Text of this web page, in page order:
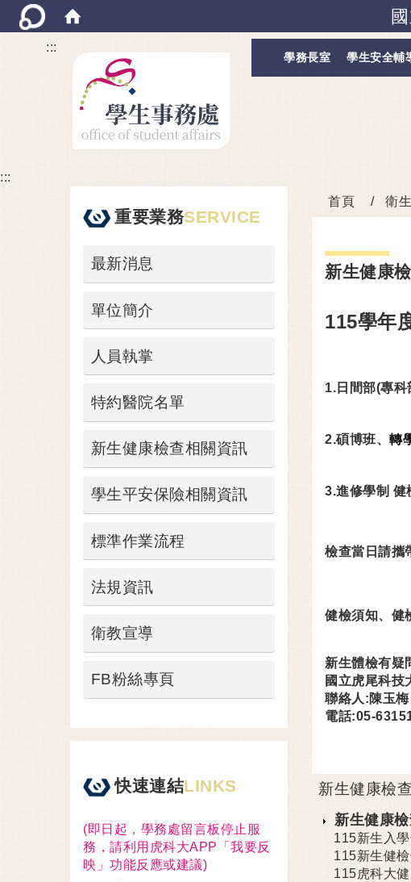
:::
學務長室 學生安全輔
:::
重要業務SERVICE
最新消息
單位簡介
人員執掌
特約醫院名單
新生健康檢查相關資訊
學生平安保險相關資訊
標準作業流程
法規資訊
衛教宣導
FB粉絲專頁
快速連結LINKS
(即日起，學務處留言板停止服
務，請利用虎科大APP「我要反
映」功能反應或建議)
首頁 衛
新生健康
115學年
1.日間部(專
2.碩博班、 轉
3.進修學制
檢查當日請攜
健檢須知、健
新生體檢有疑
國立虎尾科技
聯絡人:陳玉
電話:05-
新生健康檢
新生健康
115新生入
115新生健
115虎科大